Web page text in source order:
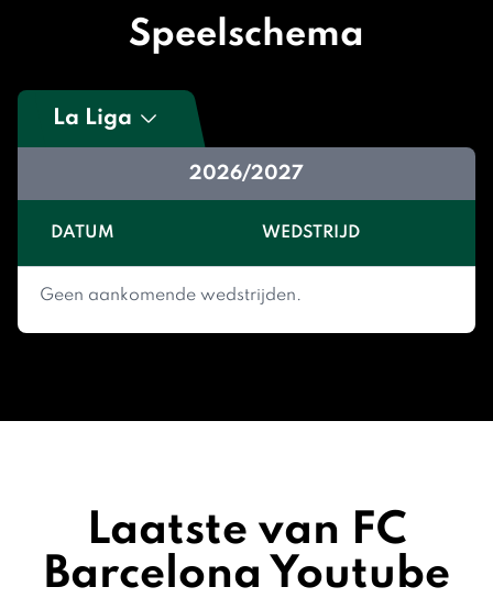
Speelschema
La Liga
2026/2027
DATUM WEDSTRIJD
Geen aankomende wedstrijden.
Laatste van FC
Barcelona Youtube